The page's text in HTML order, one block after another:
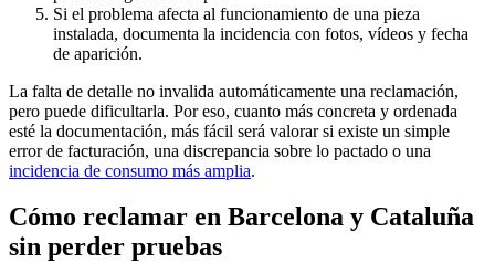
Si el problema afecta al funcionamiento de una pieza
instalada, documenta la incidencia con fotos, vídeos y fecha
de aparición.
La falta de detalle no invalida automáticamente una reclamación,
pero puede dificultarla. Por eso, cuanto más concreta y ordenada
esté la documentación, más fácil será valorar si existe un simple
error de facturación, una discrepancia sobre lo pactado o una
incidencia de consumo más amplia.
Cómo reclamar en Barcelona y Cataluña
sin perder pruebas